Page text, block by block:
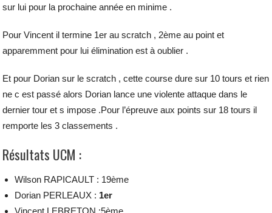
sur lui pour la prochaine année en minime .
Pour Vincent il termine 1er au scratch , 2ème au point et
apparemment pour lui élimination est à oublier .
Et pour Dorian sur le scratch , cette course dure sur 10 tours et rien
ne c est passé alors Dorian lance une violente attaque dans le
dernier tour et s impose .Pour l’épreuve aux points sur 18 tours il
remporte les 3 classements .
Résultats UCM :
Wilson RAPICAULT : 19ème
Dorian PERLEAUX : 1er
Vincent LEBRETON :5ème